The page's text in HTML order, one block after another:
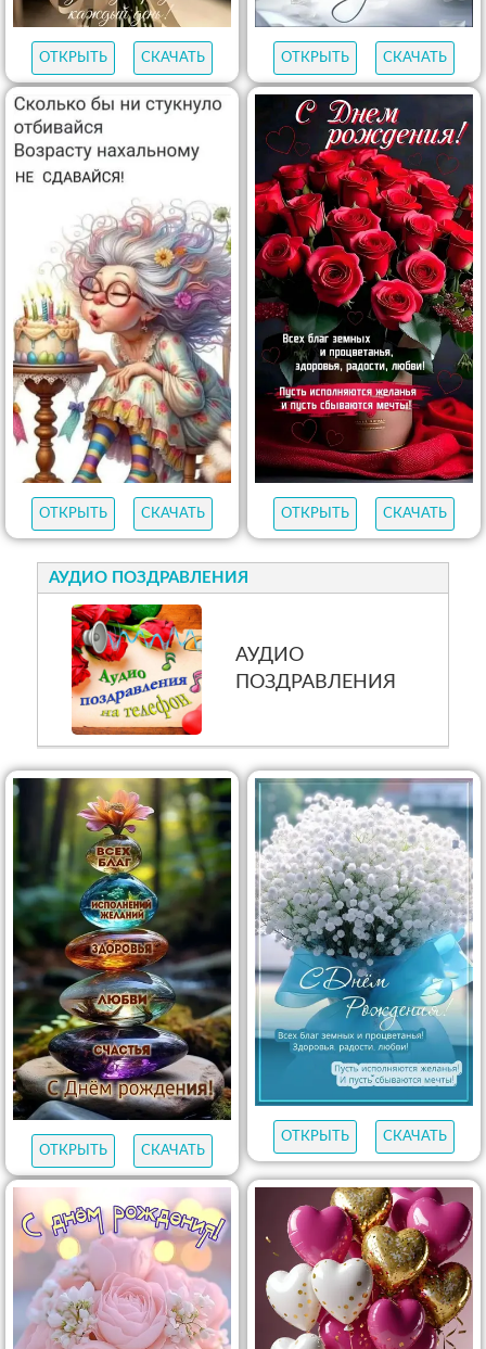
ОТКРЫТЬ СКАЧАТЬ ОТКРЫТЬ СКАЧАТЬ
ОТКРЫТЬ СКАЧАТЬ ОТКРЫТЬ СКАЧАТЬ
АУДИО ПОЗДРАВЛЕНИЯ
АУДИО
ПОЗДРАВЛЕНИЯ
ОТКРЫТЬ СКАЧАТЬ
ОТКРЫТЬ СКАЧАТЬ